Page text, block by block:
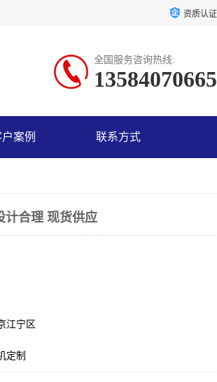
资质认证
全国服务咨询热线:
13584070665
案例 联系方式
计合理 现货供应
江宁区
定制